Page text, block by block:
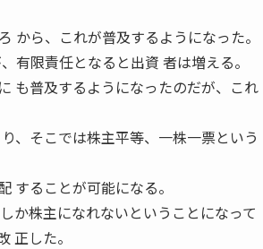
ら、これが普及するようになった。
有限責任となると出資 者は増える。
も普及するようになったのだが、これ
、そこでは株主平等、一株一票という
することが可能になる。
か株主になれないということになって
正した。